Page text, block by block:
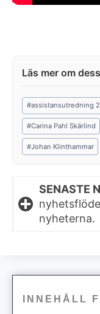
Post
Tags:
#assistansutredning
#Carina Pahl Skärlind
#Johan Klinthammar
SENASTE
nyheterna.
INNEHÅLL